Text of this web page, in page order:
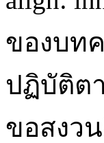
ของบท
ปฏิบัติต
ขอสงว